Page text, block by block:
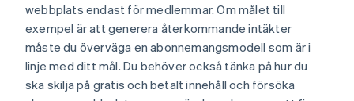
webbplats endast för medlemmar. Om målet till
exempel är att generera återkommande intäkter
måste du överväga en abonnemangsmodell som är i
linje med ditt mål. Du behöver också tänka på hur du
ska skilja på gratis och betalt innehåll och försöka